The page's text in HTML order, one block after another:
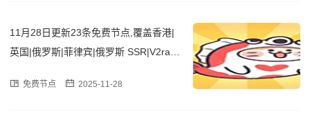
11月28日更新23条免费节点,覆盖香港|
英国|俄罗斯|菲律宾|俄罗斯 SSR|V2ray|
免费节点 2025-11-28